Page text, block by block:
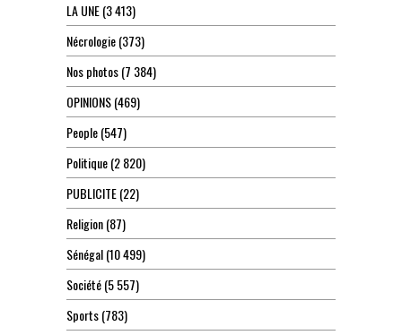
LA UNE(3 413)
Nécrologie(373)
Nos photos(7 384)
OPINIONS(469)
People(547)
Politique(2 820)
PUBLICITE(22)
Religion(87)
Sénégal(10 499)
Société(5 557)
Sports(783)